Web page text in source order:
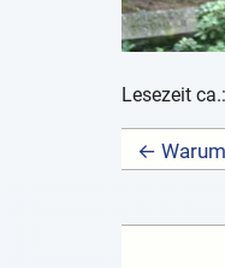
Lesezeit